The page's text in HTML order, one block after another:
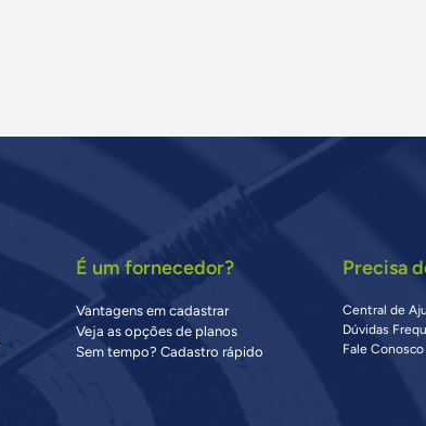
É um fornecedor?
Vantagens em cadastrar
Veja as opções de planos
Sem tempo? Cadastro rápido
Precisa
Central de
Dúvidas
Fale Conosco